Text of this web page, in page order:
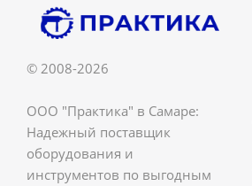
© 2008-2026
ООО "Практика" в Самаре:
Надежный поставщик
оборудования и
инструментов по выгодным